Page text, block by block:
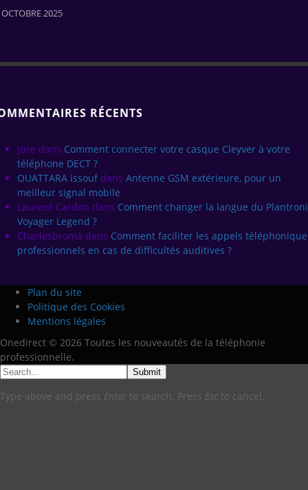
2025
RÉCENTS
jose dans Comment connecter votre casque Cleyver à votre
téléphone DECT ?
OUATTARA issouf dans Antenne GSM extérieure, pour un
meilleur signal mobile
Laurent Cardon dans Comment changer la langue du
Voyager Legend ?
Charlesbroma dans Comment faciliter les appels
professionnels en cas de difficultés auditives ?
Plan du site
Politique des Cookies
Mentions légales
Onedirect © 2026 Toutes les nouveautés de la téléphonie
professionnelle.
Submit
Type above and press Enter to search. Press Esc to cancel.